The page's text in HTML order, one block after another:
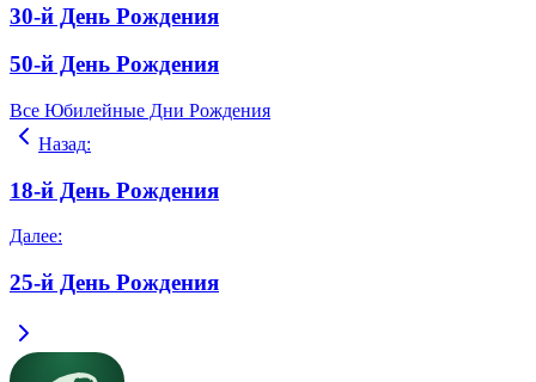
30-й День Рождения
50-й День Рождения
Все Юбилейные Дни Рождения
Назад:
18-й День Рождения
Далее:
25-й День Рождения